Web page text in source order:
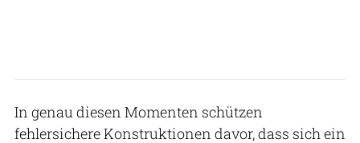
In genau diesen Momenten schützen
fehlersichere Konstruktionen davor, dass sich ein